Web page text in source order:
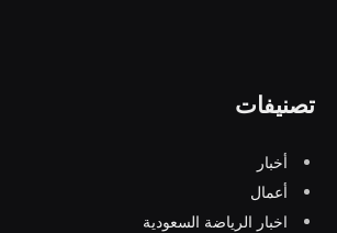
تصنيفات
أخبار
أعمال
اخبار الرياضة السعودية